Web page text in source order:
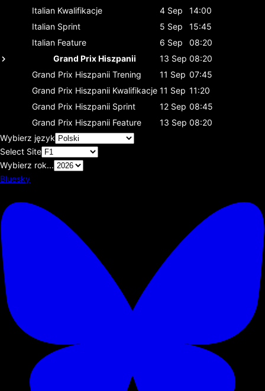
Italian Kwalifikacje 4 Sep
14:00
Italian Sprint 5 Sep
15:45
Italian Feature 6 Sep
08:20
Grand Prix Hiszpanii
13 Sep 08:20
Grand Prix Hiszpanii Trening 11 Sep 07:45
Grand Prix Hiszpanii Kwalifikacje 11 Sep 11:20
Grand Prix Hiszpanii Sprint 12 Sep 08:45
Grand Prix Hiszpanii Feature 13 Sep 08:20
Wybierz język
Select Site
Wybierz rok...
Bluesky